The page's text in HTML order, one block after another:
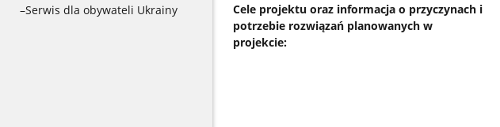
–Serwis dla obywateli Ukrainy
Cele projektu oraz informacja o przyczynach i
potrzebie rozwiązań planowanych w
projekcie: